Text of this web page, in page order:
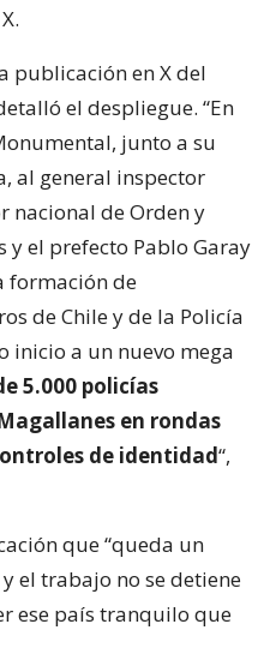
publicación en X del
el despliegue. “En
junto a su
al general inspector
nacional de Orden y
y el prefecto Pablo Garay
formación de
de Chile y de la Policía
inicio a un nuevo mega
5.000 policías
en rondas
de identidad“,
que “queda un
el trabajo no se detiene
ese país tranquilo que